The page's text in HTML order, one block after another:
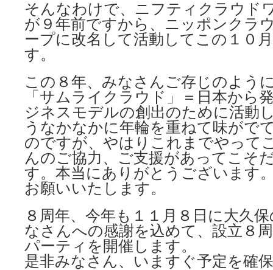
そんなわけで、ニフティクラウド
が９年前ですから、ニッポンクラ
ープに改名して活動してこの１０
す。
この８年、みなさんご存じのよう
「サムライクラウド」＝日本から
ジネスモデルの創出のために活動
うなかなかに年輪を重ねて味がで
のですが、やはりこれまでやって
んのご協力、ご支援があってこそ
す。本当にありがとうございます
お願いいたします。
８周年、今年も１１月８日に大久
なさんへの感謝を込めて、設立８
パーティを開催します。
是非みなさん、いますぐ予定を確